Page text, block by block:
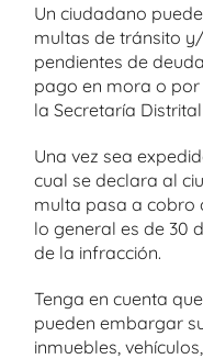
Un ciudadano
multas de tránsito
pendientes de
pago en mora o por
la Secretaría
Una vez sea
cual se declara al
multa pasa a cobro
lo general es de 30
de la infracción.
Tenga en cuenta
pueden embargar
inmuebles,